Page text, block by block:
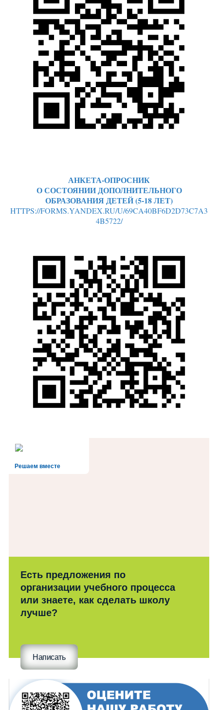
АНКЕТА-ОПРОСНИК
О СОСТОЯНИИ ДОПОЛНИТЕЛЬНОГО
ОБРАЗОВАНИЯ ДЕТЕЙ (5-18 ЛЕТ)
HTTPS://FORMS.YANDEX.RU/U/69CA40BF6D2D73C7A3
4B5722/
Решаем вместе
Есть предложения по
организации учебного процесса
или знаете, как сделать школу
лучше?
Написать